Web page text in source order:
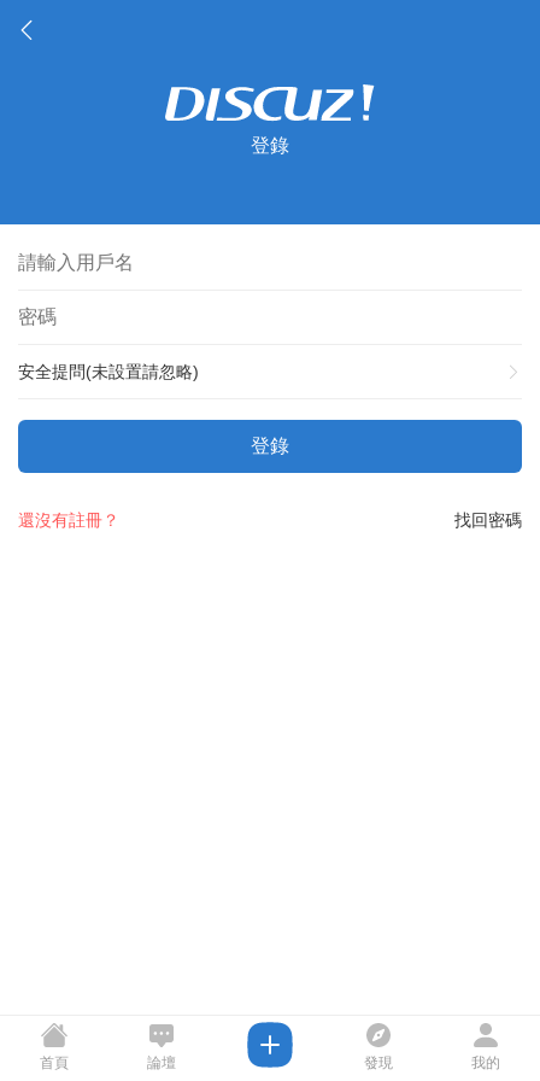
登錄
安全提問(未設置請忽略)
登錄
找回密碼
還沒有註冊？
首頁 論壇 發現 我的